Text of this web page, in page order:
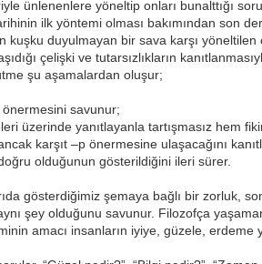
ünlenenlere yöneltip onları bunalttığı
ilk yöntemi olması bakımından son
duyulmayan bir sava karşı yöneltilen
çelişki ve tutarsızlıkların
şu aşamalardan oluşur;
önermesini savunur;
üzerinde yanıtlayanla tartışmasız hem
karşıt –p önermesine ulaşacağını
olduğunun gösterildiğini ileri sürer.
gösterdiğimiz şemaya bağlı bir zorluk,
şey olduğunu savunur. Filozofça
amacı insanların iyiye, güzele, erdeme